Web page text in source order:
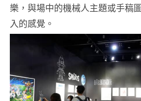
樂，與場中的機械人主題或手稿
入的感覺。